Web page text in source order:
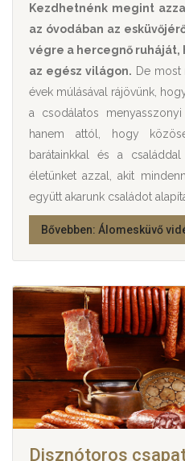
Kezdhetnénk megint
az óvodában az
végre a hercegnő ruháját,
az egész világon. De
évek múlásával rájövünk,
a csodálatos
hanem attól, hogy
barátainkkal és a
életünket azzal, akit
együtt akarunk családot
Bővebben: Álomesküvő
Disznótoros